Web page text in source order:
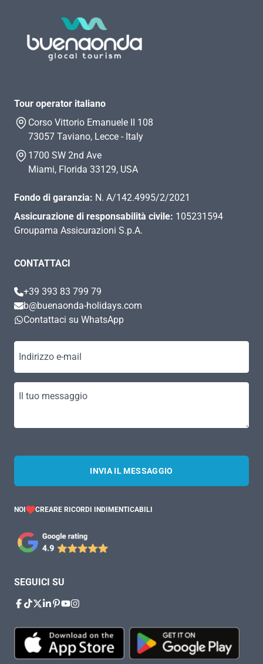
Tour operator italiano
Corso Vittorio Emanuele II 108
73057 Taviano, Lecce - Italy
1700 SW 2nd Ave
Miami, Florida 33129, USA
Fondo di garanzia: N. A/142.4995/2/2021
Assicurazione di responsabilità civile: 105231594
Groupama Assicurazioni S.p.A.
CONTATTACI
+39 393 83 799 79
b@buenaonda-holidays.com
Contattaci su WhatsApp
Indirizzo e-mail
Il tuo messaggio
INVIA IL MESSAGGIO
NOI CREARE RICORDI INDIMENTICABILI
SEGUICI SU